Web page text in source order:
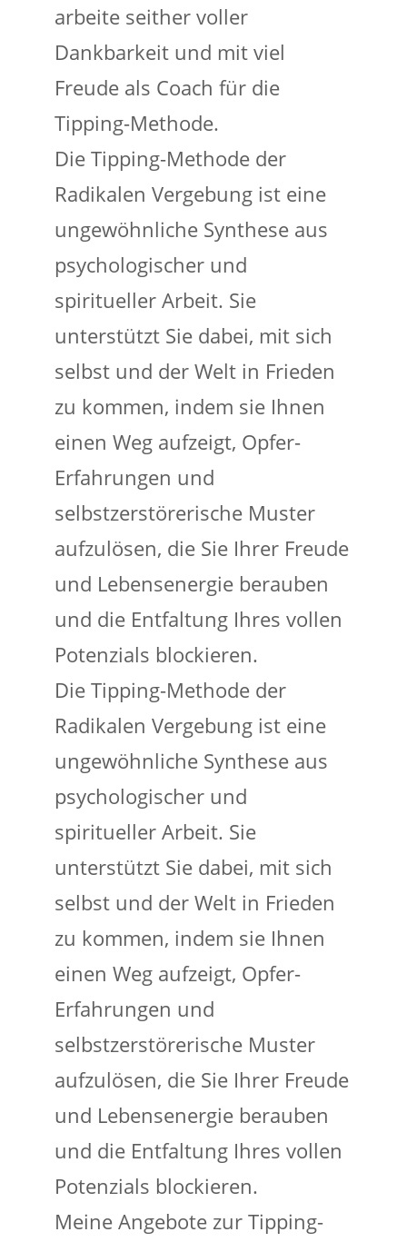
arbeite seither voller
Dankbarkeit und mit viel
Freude als Coach für die
Tipping-Methode.
Die Tipping-Methode der
Radikalen Vergebung ist eine
ungewöhnliche Synthese aus
psychologischer und
spiritueller Arbeit. Sie
unterstützt Sie dabei, mit sich
selbst und der Welt in Frieden
zu kommen, indem sie Ihnen
einen Weg aufzeigt, Opfer-
Erfahrungen und
selbstzerstörerische Muster
aufzulösen, die Sie Ihrer Freude
und Lebensenergie berauben
und die Entfaltung Ihres vollen
Potenzials blockieren.
Die Tipping-Methode der
Radikalen Vergebung ist eine
ungewöhnliche Synthese aus
psychologischer und
spiritueller Arbeit. Sie
unterstützt Sie dabei, mit sich
selbst und der Welt in Frieden
zu kommen, indem sie Ihnen
einen Weg aufzeigt, Opfer-
Erfahrungen und
selbstzerstörerische Muster
aufzulösen, die Sie Ihrer Freude
und Lebensenergie berauben
und die Entfaltung Ihres vollen
Potenzials blockieren.
Meine Angebote zur Tipping-